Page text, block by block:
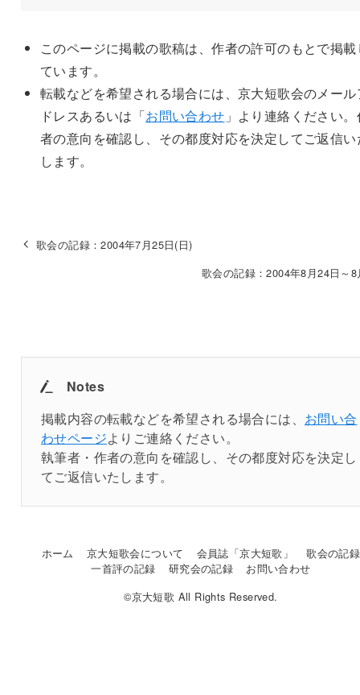
このページに掲載の歌稿は、作者の許可のもとで掲載
ています。
転載などを希望される場合には、京大短歌会のメール
ドレスあるいは「お問い合わせ 」より連絡ください
者の意向を確認し、その都度対応を決定してご返信い
します。
歌会の記録：2004年7月25日(日)
歌会の記録：2004年8月24日～
Notes
掲載内容の転載などを希望される場合には、 お問い合
わせページよりご連絡ください。
執筆者・作者の意向を確認し、その都度対応を決定し
てご返信いたします。
ホーム 京大短歌会について 会員誌「京大短歌」
歌会の記録
一首評の記録
研究会の記録
お問い合わせ
©京大短歌 All Rights Reserved.